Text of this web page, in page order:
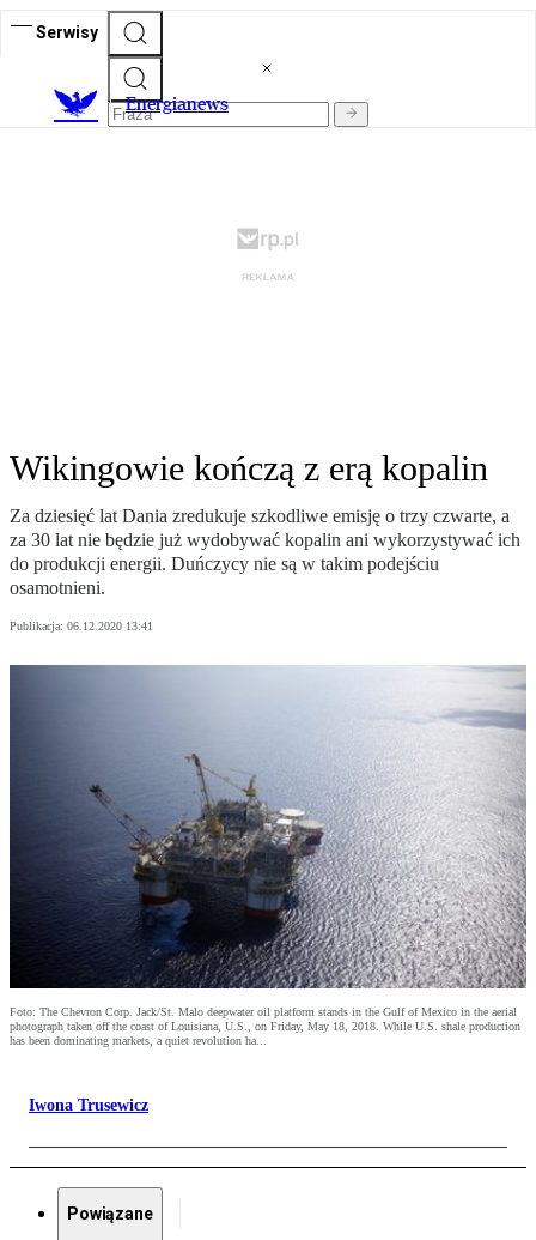
Serwisy
Energianews
Wikingowie kończą z erą kopalin
Za dziesięć lat Dania zredukuje szkodliwe emisję o trzy czwarte, a
za 30 lat nie będzie już wydobywać kopalin ani wykorzystywać ich
do produkcji energii. Duńczycy nie są w takim podejściu
osamotnieni.
Publikacja: 06.12.2020 13:41
Foto: The Chevron Corp. Jack/St. Malo deepwater oil platform stands in the Gulf of Mexico in the aerial
photograph taken off the coast of Louisiana, U.S., on Friday, May 18, 2018. While U.S. shale production
has been dominating markets, a quiet revolution ha...
Iwona Trusewicz
Powiązane